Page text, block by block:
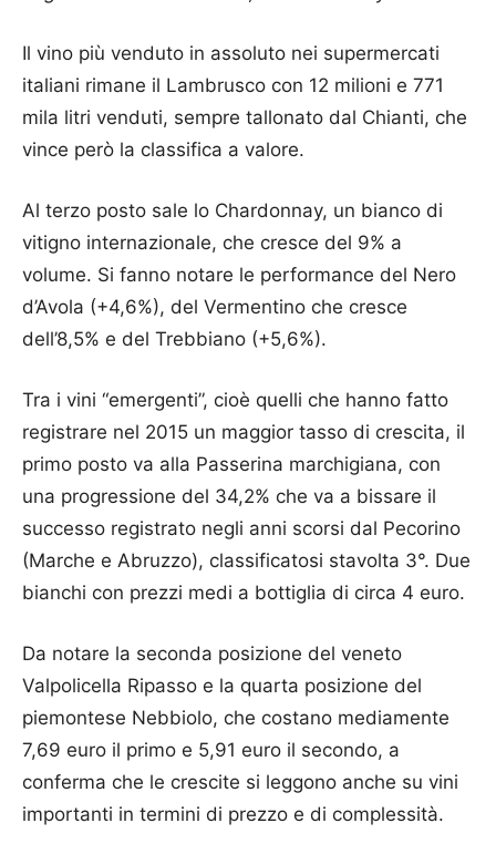
Il vino più venduto in assoluto nei supermercati
italiani rimane il Lambrusco con 12 milioni e 771
mila litri venduti, sempre tallonato dal Chianti, che
vince però la classifica a valore.
Al terzo posto sale lo Chardonnay, un bianco di
vitigno internazionale, che cresce del 9% a
volume. Si fanno notare le performance del Nero
d’Avola (+4,6%), del Vermentino che cresce
dell’8,5% e del Trebbiano (+5,6%).
Tra i vini “emergenti”, cioè quelli che hanno fatto
registrare nel 2015 un maggior tasso di crescita, il
primo posto va alla Passerina marchigiana, con
una progressione del 34,2% che va a bissare il
successo registrato negli anni scorsi dal Pecorino
(Marche e Abruzzo), classificatosi stavolta 3°. Due
bianchi con prezzi medi a bottiglia di circa 4 euro.
Da notare la seconda posizione del veneto
Valpolicella Ripasso e la quarta posizione del
piemontese Nebbiolo, che costano mediamente
7,69 euro il primo e 5,91 euro il secondo, a
conferma che le crescite si leggono anche su vini
importanti in termini di prezzo e di complessità.